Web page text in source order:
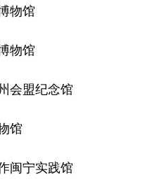
物馆
物馆
盟纪念馆
馆
宁实践馆